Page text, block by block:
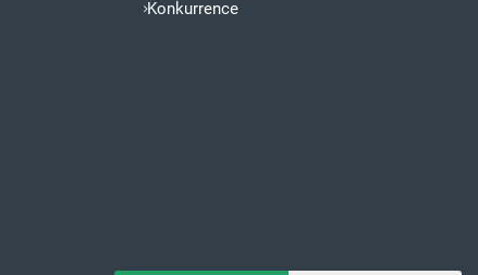
Konkurrence